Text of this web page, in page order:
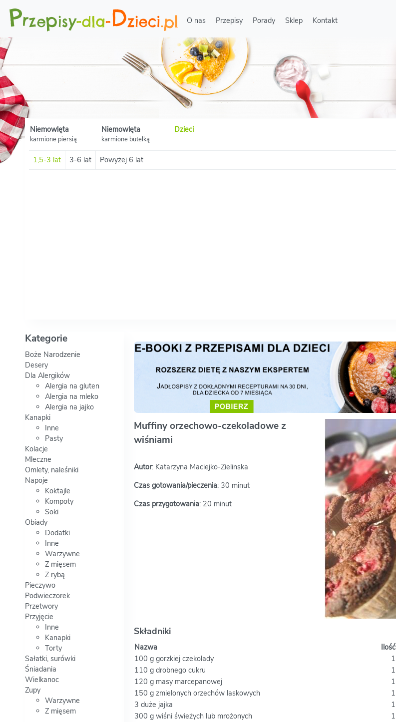
O nas Przepisy Porady Sklep Kontakt
Niemowlęta
karmione piersią
Niemowlęta
karmione butelką
Dzieci
1,5-3 lat 3-6 lat Powyżej 6 lat
Muffiny orzechowo-czekoladowe z
wiśniami
Autor: Katarzyna Maciejko-Zielinska
Czas gotowania/pieczenia: 30 minut
Czas przygotowania: 20 minut
Składniki
Nazwa
Ilość
100 g gorzkiej czekolady
1
110 g drobnego cukru
1
120 g masy marcepanowej
1
150 g zmielonych orzechów laskowych
1
3 duże jajka
1
300 g wiśni świeżych lub mrożonych
1
Kategorie
Boże Narodzenie
Desery
Dla Alergików
Alergia na gluten
Alergia na mleko
Alergia na jajko
Kanapki
Inne
Pasty
Kolacje
Mleczne
Omlety, naleśniki
Napoje
Koktajle
Kompoty
Soki
Obiady
Dodatki
Inne
Warzywne
Z mięsem
Z rybą
Pieczywo
Podwieczorek
Przetwory
Przyjęcie
Inne
Kanapki
Torty
Sałatki, surówki
Śniadania
Wielkanoc
Zupy
Warzywne
Z mięsem